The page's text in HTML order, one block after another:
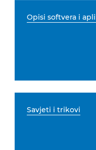
Opisi softvera i
Savjeti i trikovi